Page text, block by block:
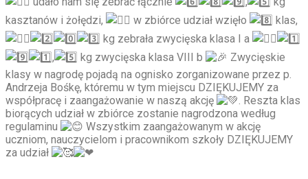
kasztanów i żołędzi,
w zbiórce udział wzięło
klas,
kg zebrała zwycięska klasa I a
,
kg zwycięska klasa VIII b
Zwycięskie
klasy w nagrodę pojadą na ognisko zorganizowane przez p.
Andrzeja Bośkę, któremu w tym miejscu DZIĘKUJEMY za
współpracę i zaangażowanie w naszą akcję
. Reszta klas
biorących udział w zbiórce zostanie nagrodzona według
regulaminu
Wszystkim zaangażowanym w akcję
uczniom, nauczycielom i pracownikom szkoły DZIĘKUJEMY
za udział